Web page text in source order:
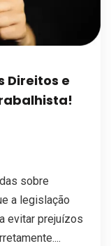
Direitos e
sobre
a legislação
evitar prejuízos